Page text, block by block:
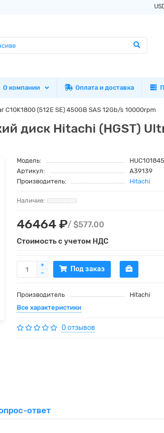
О компании Оплата и доставка
(512E SE) 450GB SAS 12Gb/s 10000rpm
диск Hitachi (HGST)
Модель:
Артикул:
A39139
Производитель:
Hitachi
46464 ₽/ $577.00
Стоимость с учетом НДС
Под заказ
Производитель
Hitachi
Все характеристики
0 отзывов
ответ